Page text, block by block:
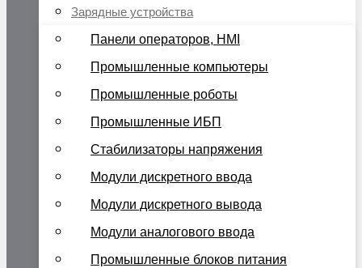
Зарядные устройства
Панели операторов, HMI
Промышленные компьютеры
Промышленные роботы
Промышленные ИБП
Стабилизаторы напряжения
Модули дискретного ввода
Модули дискретного вывода
Модули аналогового ввода
Промышленные блоков питания